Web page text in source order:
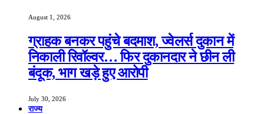
August 1, 2026
ग्राहक बनकर पहुंचे बदमाश, ज्वेलर्स दुकान में
निकाली रिवॉल्वर… फिर दुकानदार ने छीन ली
बंदूक, भाग खड़े हुए आरोपी
July 30, 2026
राज्य